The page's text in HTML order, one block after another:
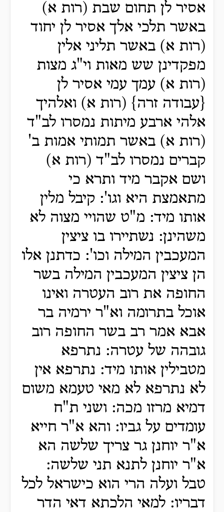
אסיר לן תחום שבת (רות א)
באשר תלכי אלך אסיר לן יחוד
(רות א) באשר תליני אלין
מפקדינן שש מאות וי"ג מצות
(רות א) עמך עמי אסיר לן
{עבודה זרה} (רות א) ואלהיך
אלהי ארבע מיתות נמסרו לב"ד
(רות א) באשר תמותי אמות ב'
קברים נמסרו לב"ד (רות א)
ושם אקבר מיד ותרא כי
מתאמצת היא וגו': קיבל מלין
אותו מיד: מ"ט שהויי מצוה לא
משהינן: נשתיירו בו ציצין
המעכבין המילה וכו': כדתנן אלו
הן ציצין המעכבין המילה בשר
החופה את רוב העטרה ואינו
אוכל בתרומה וא"ר ירמיה בר
אבא אמר רב בשר החופה רוב
גובהה של עטרה: נתרפא
מטבילין אותו מיד: נתרפא אין
לא נתרפא לא מאי טעמא משום
דמיא מרזו מכה: ושני ת"ח
עומדים על גביו: והא א"ר חייא
א"ר יוחנן גר צריך שלשה הא
א"ר יוחנן לתנא תני שלשה:
טבל ועלה הרי הוא כישראל לכל
דבריו: למאי הלכתא דאי הדר